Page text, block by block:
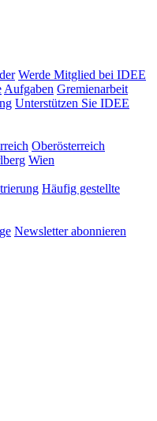
Werde Mitglied bei IDEE
Aufgaben Gremienarbeit
Unterstützen Sie IDEE
Oberösterreich
Wien
Häufig gestellte
Newsletter abonnieren